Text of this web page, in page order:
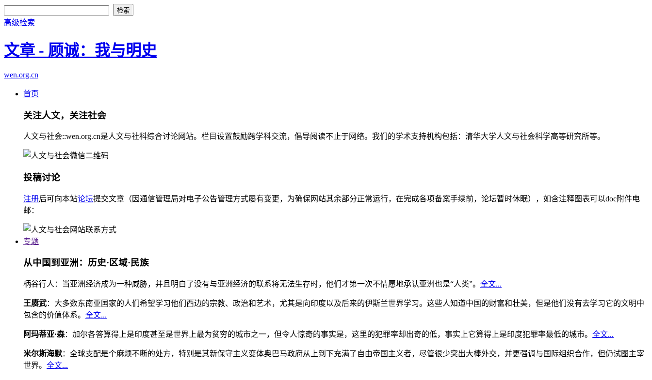
高级检索
文章 - 顾诚：我与明史
wen.org.cn
首页
关注人文，关注社会
人文与社会::wen.org.cn是人文与社科综合讨论网站。栏目设置鼓励跨学科交流，倡导阅读不止于网络。我们的学术支持机构包括：清华大学人文与社会科学高等研究所等。
投稿讨论
注册后可向本站论坛提交文章（因通信管理局对电子公告管理方式屡有变更，为确保网站其余部分正常运行，在完成各项备案手续前，论坛暂时休眠），如含注释图表可以doc附件电
邮：
专题
从中国到亚洲：历史·区域·民族
柄谷行人：当亚洲经济成为一种威胁，并且明白了没有与亚洲经济的联系将无法生存时，他们才第一次不情愿地承认亚洲也是“人类”。 全文...
王赓武：大多数东南亚国家的人们希望学习他们西边的宗教、政治和艺术，尤其是向印度以及后来的伊斯兰世界学习。这些人知道中国的财富和壮美，但是他们没有去学习它的文明中
包含的价值体系。 全文...
阿玛蒂亚·森：加尔各答算得上是印度甚至是世界上最为贫穷的城市之一，但令人惊奇的事实是，这里的犯罪率却出奇的低，事实上它算得上是印度犯罪率最低的城市。 全文...
米尔斯海默：全球支配是个麻烦不断的处方，特别是其新保守主义变体奥巴马政府从上到下充满了自由帝国主义者，尽管很少突出大棒外交，并更强调与国际组织合作，但仍试图主宰
世界。 全文...